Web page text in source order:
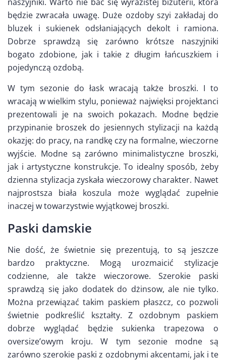
będzie zwracała uwagę. Duże ozdoby szyi zakładaj do
bluzek i sukienek odsłaniających dekolt i ramiona.
Dobrze sprawdzą się zarówno krótsze naszyjniki
bogato zdobione, jak i takie z długim łańcuszkiem i
pojedynczą ozdobą.
W tym sezonie do łask wracają także broszki. I to
wracają w wielkim stylu, ponieważ najwięksi projektanci
prezentowali je na swoich pokazach. Modne będzie
przypinanie broszek do jesiennych stylizacji na każdą
okazję: do pracy, na randkę czy na formalne, wieczorne
wyjście. Modne są zarówno minimalistyczne broszki,
jak i artystyczne konstrukcje. To idealny sposób, żeby
dzienna stylizacja zyskała wieczorowy charakter. Nawet
najprostsza biała koszula może wyglądać zupełnie
inaczej w towarzystwie wyjątkowej broszki.
Paski damskie
Nie dość, że świetnie się prezentują, to są jeszcze
bardzo praktyczne. Mogą urozmaicić stylizacje
codzienne, ale także wieczorowe. Szerokie paski
sprawdzą się jako dodatek do dżinsow, ale nie tylko.
Można przewiązać takim paskiem płaszcz, co pozwoli
świetnie podkreślić kształty. Z ozdobnym paskiem
dobrze wyglądać będzie sukienka trapezowa o
oversize’owym kroju. W tym sezonie modne są
zarówno szerokie paski z ozdobnymi akcentami, jak i te